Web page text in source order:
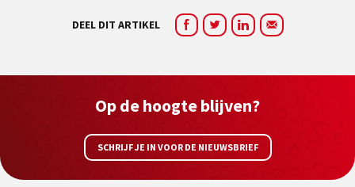
DEEL DIT ARTIKEL
Op de hoogte blijven?
SCHRIJF JE IN VOOR DE NIEUWSBRIEF